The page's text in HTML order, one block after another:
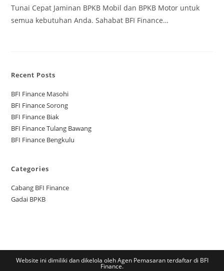
Tunai Cepat Jaminan BPKB Mobil dan BPKB Motor untuk
semua kebutuhan Anda. Sahabat BFI Finance…
Recent Posts
BFI Finance Masohi
BFI Finance Sorong
BFI Finance Biak
BFI Finance Tulang Bawang
BFI Finance Bengkulu
Categories
Cabang BFI Finance
Gadai BPKB
Website ini dimiliki dan dikelola oleh Agen Pemasaran terdaftar di BFI
Finance.